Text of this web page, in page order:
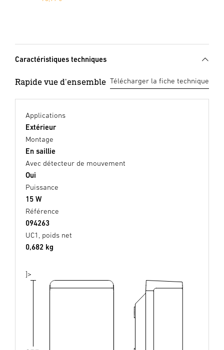
Caractéristiques techniques
Rapide vue d'ensemble Télécharger la fiche technique
Applications
Extérieur
Montage
En saillie
Avec détecteur de mouvement
Oui
Puissance
15 W
Référence
094263
UC1, poids net
0,682 kg
]>